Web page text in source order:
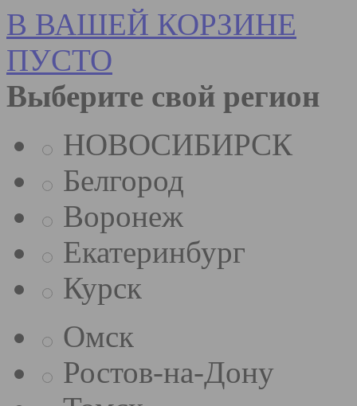
В ВАШЕЙ КОРЗИНЕ
ПУСТО
Выберите свой регион
НОВОСИБИРСК
Белгород
Воронеж
Екатеринбург
Курск
Омск
Ростов-на-Дону